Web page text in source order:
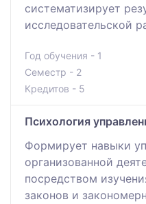
систематизирует
исследовательской
Год обучения - 1
Семестр - 2
Кредитов - 5
Психология
Формирует навыки
организованной
посредством
законов и